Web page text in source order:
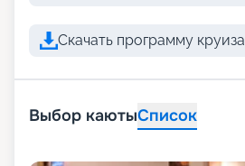
Скачать программу круиза
Выбор каютыСписок